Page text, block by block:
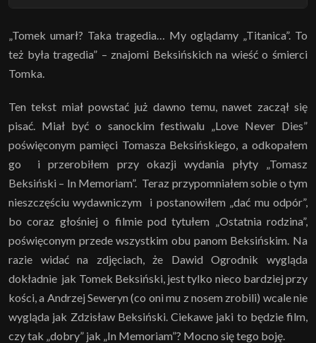
„Tomek umarł? Taka tragedia… My oglądamy „Titanica”. To
też była tragedia” – znajomi Beksińskich na wieść o śmierci
Tomka.
Ten tekst miał powstać już dawno temu, nawet zaczął się
pisać. Miał być o sanockim festiwalu „Love Never Dies”
poświęconym pamięci Tomasza Beksińskiego, a odkopałem
go i przerobiłem przy okazji wydania płyty „Tomasz
Beksiński – In Memoriam”. Teraz przypomniałem sobie o tym
nieszczęściu wydawniczym i postanowiłem „dać mu odpór”,
bo coraz głośniej o filmie pod tytułem „Ostatnia rodzina”,
poświęconym przede wszystkim obu panom Beksińskim. Na
razie widać na zdjęciach, że Dawid Ogrodnik wygląda
dokładnie jak Tomek Beksiński, jest tylko nieco bardziej przy
kości, a Andrzej Seweryn (co oni mu z nosem zrobili) wcale nie
wygląda jak Zdzisław Beksiński. Ciekawe jaki to będzie film,
czy tak „dobry” jak „In Memoriam”? Mocno się tego boję.